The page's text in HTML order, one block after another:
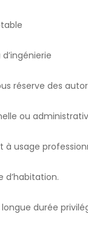
réserve des
ou
à usage
d’habitation.
durée